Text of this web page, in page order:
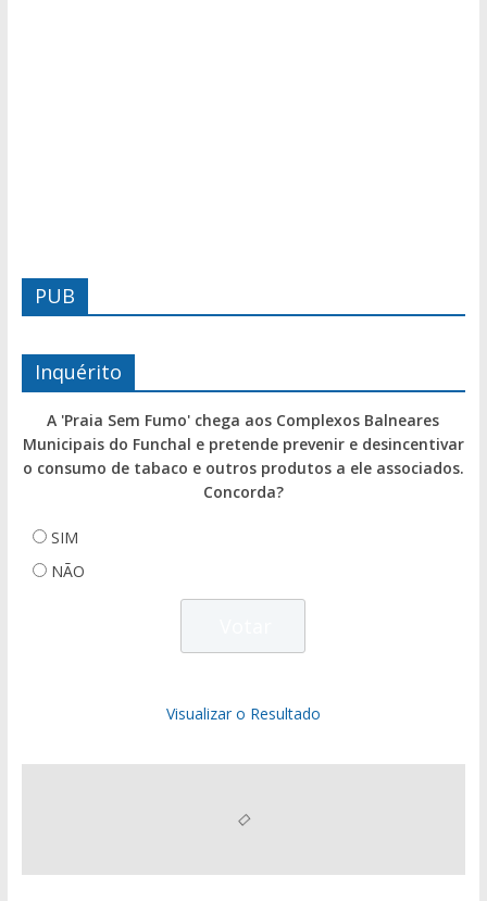
PUB
Inquérito
A 'Praia Sem Fumo' chega aos Complexos Balneares
Municipais do Funchal e pretende prevenir e desincentivar
o consumo de tabaco e outros produtos a ele associados.
Concorda?
SIM
NÃO
Visualizar o Resultado